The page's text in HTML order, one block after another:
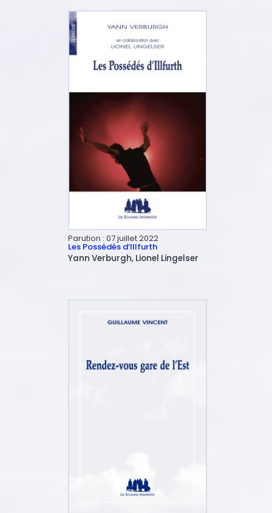
Parution : 07 juillet 2022
Les Possédés d’Illfurth
Yann Verburgh Lionel Lingelser